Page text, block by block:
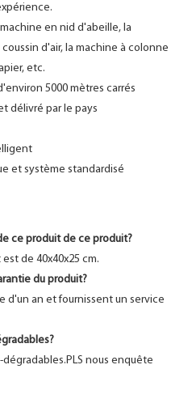
en nid d'abeille, la
d'air, la machine à colonne
etc.
5000 mètres carrés
délivré par le pays
et système standardisé
ce produit de ce produit?
de 40x40x25 cm.
du produit?
d'un an et fournissent un service
nous enquête